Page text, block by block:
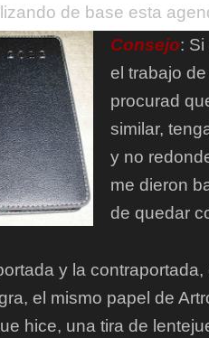
de base esta
Consejo:
el trabajo
procurad
similar,
y no
me dieron
de quedar
y la
el mismo papel de
hice, una tira de